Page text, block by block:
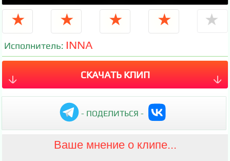
★ ★ ★ ★ ★
Исполнитель: INNA
СКАЧАТЬ КЛИП
- ПОДЕЛИТЬСЯ -